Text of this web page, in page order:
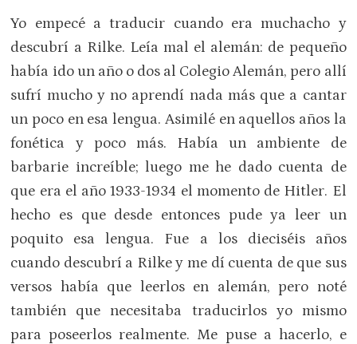
Yo empecé a traducir cuando era muchacho y
descubrí a Rilke. Leía mal el alemán: de pequeño
había ido un año o dos al Colegio Alemán, pero allí
sufrí mucho y no aprendí nada más que a cantar
un poco en esa lengua. Asimilé en aquellos años la
fonética y poco más. Había un ambiente de
barbarie increíble; luego me he dado cuenta de
que era el año 1933-1934 el momento de Hitler. El
hecho es que desde entonces pude ya leer un
poquito esa lengua. Fue a los dieciséis años
cuando descubrí a Rilke y me dí cuenta de que sus
versos había que leerlos en alemán, pero noté
también que necesitaba traducirlos yo mismo
para poseerlos realmente. Me puse a hacerlo, e